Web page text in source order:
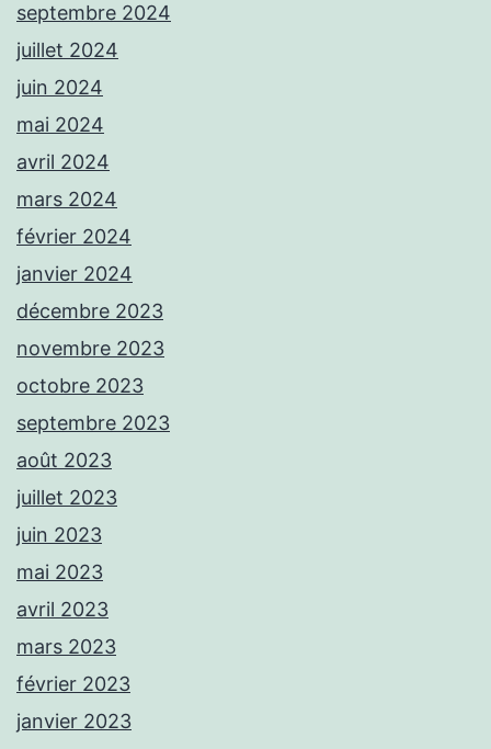
septembre 2024
juillet 2024
juin 2024
mai 2024
avril 2024
mars 2024
février 2024
janvier 2024
décembre 2023
novembre 2023
octobre 2023
septembre 2023
août 2023
juillet 2023
juin 2023
mai 2023
avril 2023
mars 2023
février 2023
janvier 2023